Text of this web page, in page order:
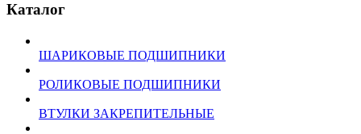
Каталог
ШАРИКОВЫЕ ПОДШИПНИКИ
РОЛИКОВЫЕ ПОДШИПНИКИ
ВТУЛКИ ЗАКРЕПИТЕЛЬНЫЕ